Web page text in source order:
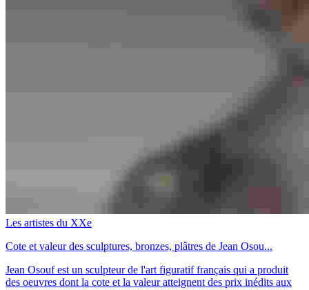
Les artistes du XXe
Cote et valeur des sculptures, bronzes, plâtres de Jean Osou...
Jean Osouf est un sculpteur de l'art figuratif français qui a produit
des oeuvres dont la cote et la valeur atteignent des prix inédits aux